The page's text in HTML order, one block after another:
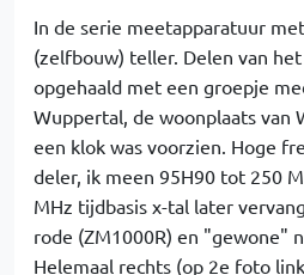
In de serie meetapparatuur
(zelfbouw) teller. Delen van
opgehaald met een groepje
Wuppertal, de woonplaats van
een klok was voorzien. Hoge
deler, ik meen 95H90 tot 250
MHz tijdbasis x-tal later
rode (ZM1000R) en "gewone"
Helemaal rechts (op 2e foto